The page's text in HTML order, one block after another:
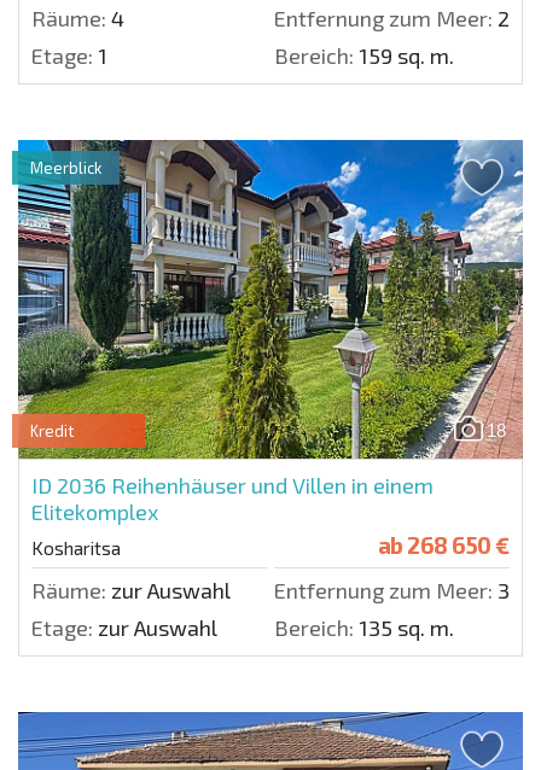
Räume: 4 Entfernung zum Meer:
Etage: 1 Bereich: 159 sq. m.
18
Kredit
ID 2036 Reihenhäuser und Villen in einem
Elitekomplex
Kosharitsa ab 268 650 €
Räume: zur Auswahl Entfernung zum Meer:
Etage: zur Auswahl Bereich: 135 sq. m.
Meerblick